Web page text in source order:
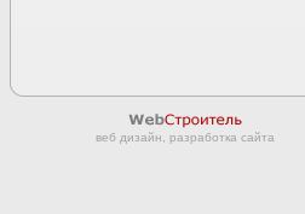
веб дизайн, разработка сайта